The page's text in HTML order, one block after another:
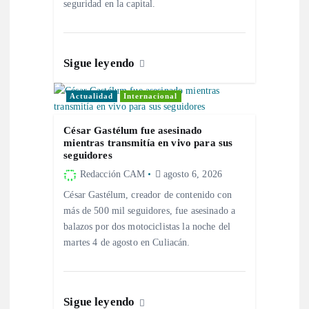
seguridad en la capital.
Sigue leyendo
Actualidad Internacional
César Gastélum fue asesinado
mientras transmitía en vivo para sus
seguidores
Redacción CAM agosto 6, 2026
César Gastélum, creador de contenido con
más de 500 mil seguidores, fue asesinado a
balazos por dos motociclistas la noche del
martes 4 de agosto en Culiacán.
Sigue leyendo